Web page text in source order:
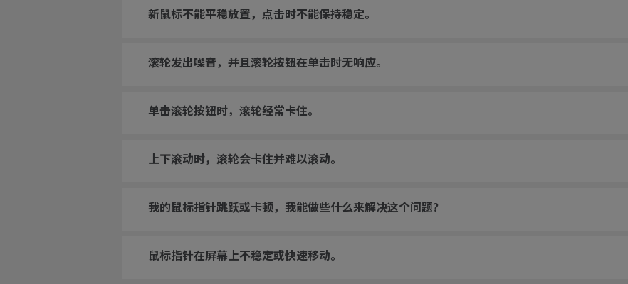
新鼠标不能平稳放置，点击时不能保持稳定。
滚轮发出噪音，并且滚轮按钮在单击时无响应。
单击滚轮按钮时，滚轮经常卡住。
上下滚动时，滚轮会卡住并难以滚动。
我的鼠标指针跳跃或卡顿，我能做些什么来解决这个问题？
鼠标指针在屏幕上不稳定或快速移动。